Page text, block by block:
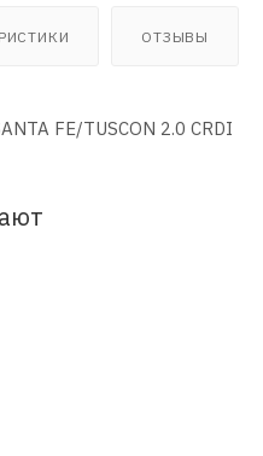
ОТЗЫВЫ
FE/TUSCON 2.0 CRDI